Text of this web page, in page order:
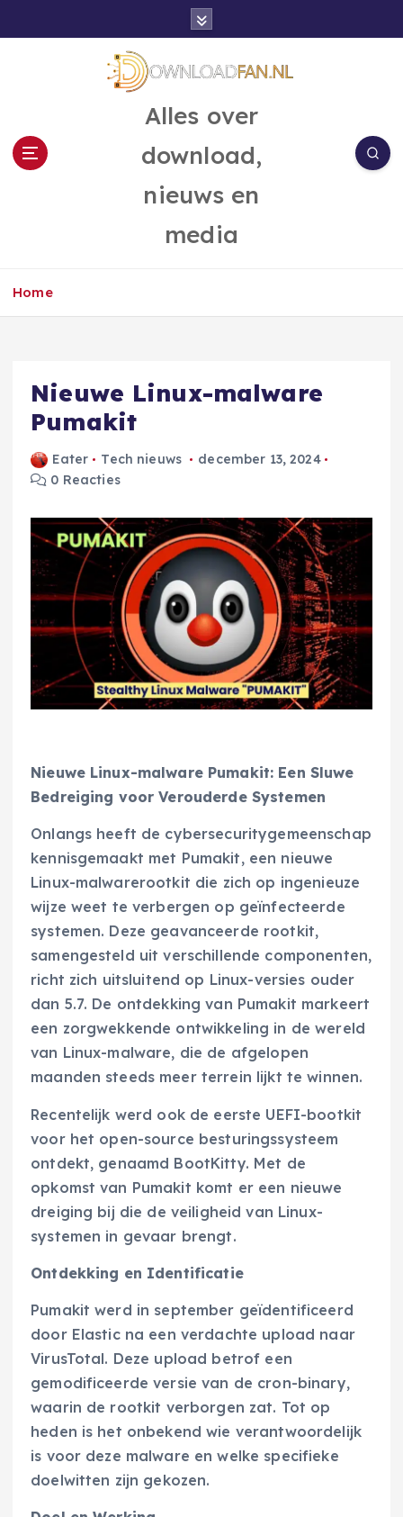
Alles over
download,
nieuws en
media
Home
Nieuwe Linux-malware
Pumakit
Eater Tech nieuws
december 13, 2024
0 Reacties
Nieuwe Linux-malware Pumakit: Een Sluwe
Bedreiging voor Verouderde Systemen
Onlangs heeft de cybersecuritygemeenschap
kennisgemaakt met Pumakit, een nieuwe
Linux-malwarerootkit die zich op ingenieuze
wijze weet te verbergen op geïnfecteerde
systemen. Deze geavanceerde rootkit,
samengesteld uit verschillende componenten,
richt zich uitsluitend op Linux-versies ouder
dan 5.7. De ontdekking van Pumakit markeert
een zorgwekkende ontwikkeling in de wereld
van Linux-malware, die de afgelopen
maanden steeds meer terrein lijkt te winnen.
Recentelijk werd ook de eerste UEFI-bootkit
voor het open-source besturingssysteem
ontdekt, genaamd BootKitty. Met de
opkomst van Pumakit komt er een nieuwe
dreiging bij die de veiligheid van Linux-
systemen in gevaar brengt.
Ontdekking en Identificatie
Pumakit werd in september geïdentificeerd
door Elastic na een verdachte upload naar
VirusTotal. Deze upload betrof een
gemodificeerde versie van de cron-binary,
waarin de rootkit verborgen zat. Tot op
heden is het onbekend wie verantwoordelijk
is voor deze malware en welke specifieke
doelwitten zijn gekozen.